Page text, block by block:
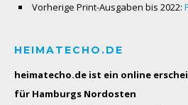
Vorherige Print-Ausgaben bis 2022:
HEIMATECHO.DE
heimatecho.de ist ein online
für Hamburgs Nordosten